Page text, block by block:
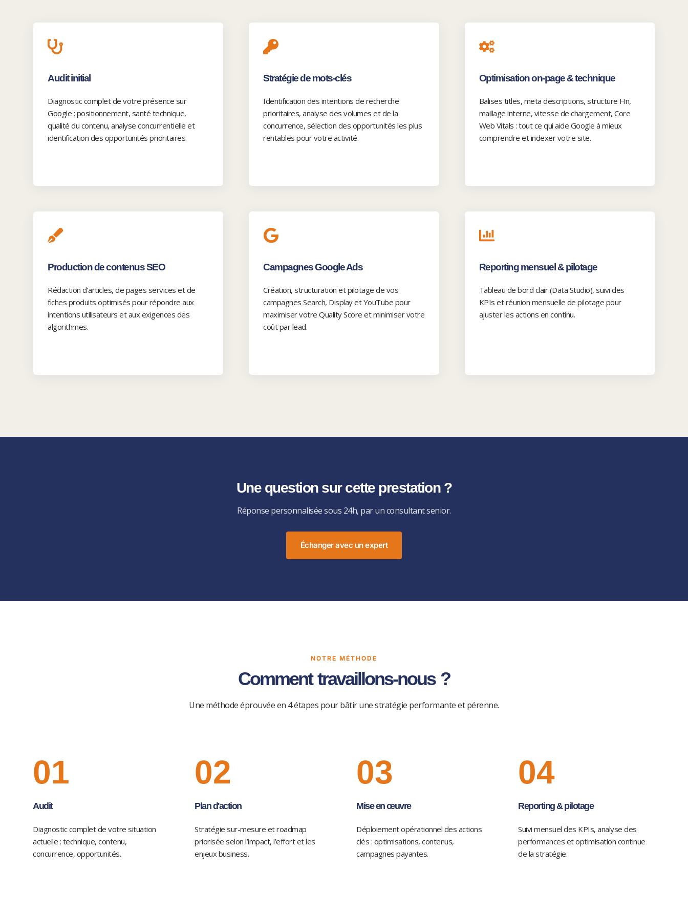
Audit initial
Diagnostic complet de votre présence sur
Google : positionnement, santé technique,
qualité du contenu, analyse concurrentielle et
identification des opportunités prioritaires.
Stratégie de mots-clés
Identification des intentions de recherche
prioritaires, analyse des volumes et de la
concurrence, sélection des opportunités les plus
rentables pour votre activité.
Optimisation on-page & technique
Balises titles, meta descriptions, structure Hn,
maillage interne, vitesse de chargement, Core
Web Vitals : tout ce qui aide Google à mieux
comprendre et indexer votre site.
Production de contenus SEO
Rédaction d’articles, de pages services et de
fiches produits optimisés pour répondre aux
intentions utilisateurs et aux exigences des
algorithmes.
Campagnes Google Ads
Création, structuration et pilotage de vos
campagnes Search, Display et YouTube pour
maximiser votre Quality Score et minimiser votre
coût par lead.
Reporting mensuel & pilotage
Tableau de bord clair (Data Studio), suivi des
KPIs et réunion mensuelle de pilotage pour
ajuster les actions en continu.
Une question sur cette prestation ?
Réponse personnalisée sous 24h, par un consultant senior.
Échanger avec un expert
NOTRE MÉTHODE
Comment travaillons-nous ?
Une méthode éprouvée en 4 étapes pour bâtir une stratégie performante et pérenne.
01
Audit
Diagnostic complet de votre situation
actuelle : technique, contenu,
concurrence, opportunités.
02
Plan d'action
Stratégie sur-mesure et roadmap
priorisée selon l’impact, l’effort et les
enjeux business.
03
Mise en œuvre
Déploiement opérationnel des actions
clés : optimisations, contenus,
campagnes payantes.
04
Reporting & pilotage
Suivi mensuel des KPIs, analyse des
performances et optimisation continue
de la stratégie.